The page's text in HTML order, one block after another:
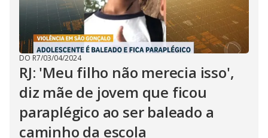
DO R7/03/04/2024
RJ: 'Meu filho não merecia isso',
diz mãe de jovem que ficou
paraplégico ao ser baleado a
caminho da escola